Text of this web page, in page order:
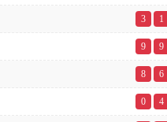
3 1
9 9
8 6
0 4